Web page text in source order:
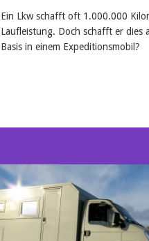
Ein Lkw schafft oft 1.000.000
Laufleistung. Doch schafft er dies
Basis in einem Expeditionsmobil?